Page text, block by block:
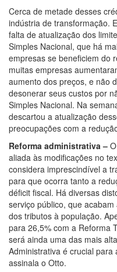
Cerca de metade desses
indústria de transformação.
falta de atualização dos
Simples Nacional, que há
empresas se beneficiem do
muitas empresas
aumento dos preços, e não
desonerar seus custos por
Simples Nacional. Na
descartou a atualização
preocupações com a
Reforma administrativa –
aliada às modificações no
considera imprescindível a
para que ocorra tanto a
déficit fiscal. Há diversas
serviço público, que
dos tributos à população.
para 26,5% com a Reforma
será ainda uma das mais
Administrativa é crucial para
assinala o Otto.